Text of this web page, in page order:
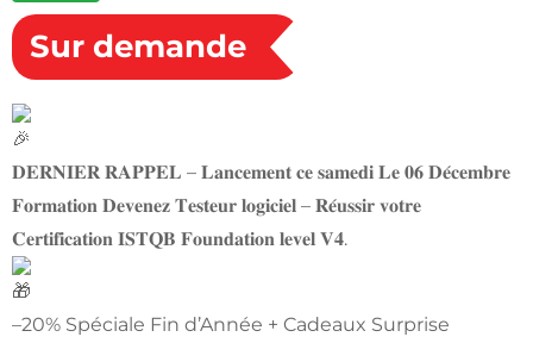
Sur demande
𝐃𝐄𝐑𝐍𝐈𝐄𝐑 𝐑𝐀𝐏𝐏𝐄𝐋 – 𝐋𝐚𝐧𝐜𝐞𝐦𝐞𝐧𝐭 𝐜𝐞 𝐬𝐚𝐦𝐞𝐝𝐢 𝐋𝐞 𝟎𝟔 𝐃𝐞́𝐜𝐞𝐦𝐛𝐫𝐞
𝐅𝐨𝐫𝐦𝐚𝐭𝐢𝐨𝐧 𝐃𝐞𝐯𝐞𝐧𝐞𝐳 𝐓𝐞𝐬𝐭𝐞𝐮𝐫 𝐥𝐨𝐠𝐢𝐜𝐢𝐞𝐥 – 𝐑𝐞́𝐮𝐬𝐬𝐢𝐫 𝐯𝐨𝐭𝐫𝐞
𝐂𝐞𝐫𝐭𝐢𝐟𝐢𝐜𝐚𝐭𝐢𝐨𝐧 𝐈𝐒𝐓𝐐𝐁 𝐅𝐨𝐮𝐧𝐝𝐚𝐭𝐢𝐨𝐧 𝐥𝐞𝐯𝐞𝐥 𝐕𝟒.
–20% Spéciale Fin d’Année + Cadeaux Surprise